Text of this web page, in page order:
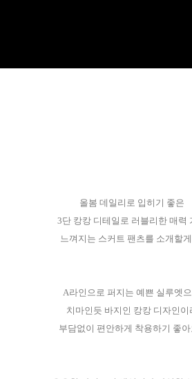
올봄 데일리로 입히기 좋은
3단 캉캉 디테일로 러블리한 매력
느껴지는 스커트 팬츠를 소개할
A라인으로 퍼지는 예쁜 실루엣
치마인듯 바지인 캉캉 디자인이
부담없이 편안하게 착용하기 좋